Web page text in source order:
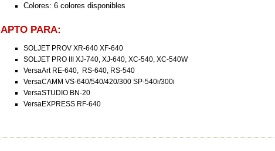
Colores: 6 colores disponibles
APTO PARA:
SOLJET PROV XR-640 XF-640
SOLJET PRO III XJ-740, XJ-640, XC-540, XC-540W
VersaArt RE-640, RS-640, RS-540
VersaCAMM VS-640/540/420/300 SP-540i/300i
VersaSTUDIO BN-20
VersaEXPRESS RF-640